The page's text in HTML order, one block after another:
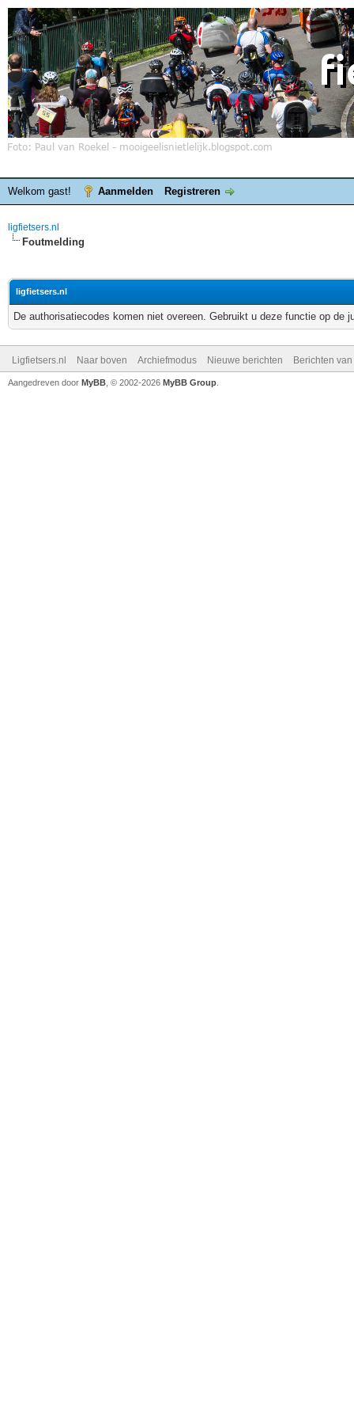
Welkom gast! Aanmelden Registreren
ligfietsers.nl
Foutmelding
ligfietsers.nl
De authorisatiecodes komen niet overeen. Gebruikt u deze functie op de
Ligfietsers.nl Naar boven Archiefmodus Nieuwe berichten Berichten
Aangedreven door MyBB , © 2002-2026 MyBB Group